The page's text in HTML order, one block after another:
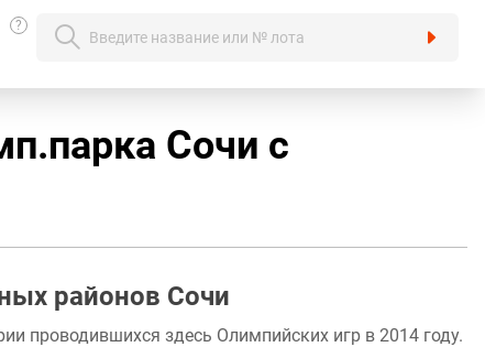
?
Сочи с
районов Сочи
проводившихся здесь Олимпийских игр в 2014 году.